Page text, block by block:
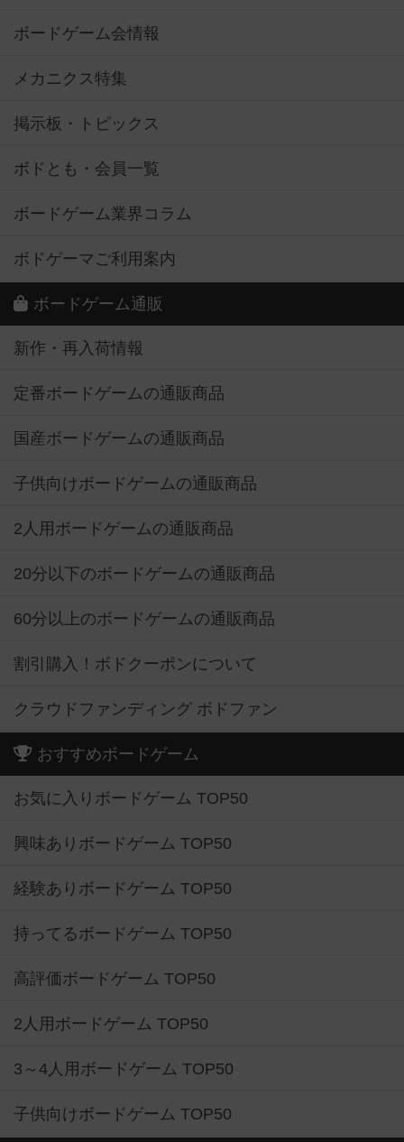
ボードゲーム会情報
メカニクス特集
掲示板・トピックス
ボドとも・会員一覧
ボードゲーム業界コラム
ボドゲーマご利用案内
ボードゲーム通販
新作・再入荷情報
定番ボードゲームの通販商品
国産ボードゲームの通販商品
子供向けボードゲームの通販商品
2人用ボードゲームの通販商品
20分以下のボードゲームの通販商品
60分以上のボードゲームの通販商品
割引購入！ボドクーポンについて
クラウドファンディング ボドファン
おすすめボードゲーム
お気に入りボードゲーム TOP50
興味ありボードゲーム TOP50
経験ありボードゲーム TOP50
持ってるボードゲーム TOP50
高評価ボードゲーム TOP50
2人用ボードゲーム TOP50
3～4人用ボードゲーム TOP50
子供向けボードゲーム TOP50